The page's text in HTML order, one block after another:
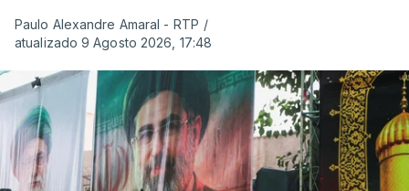
Paulo Alexandre Amaral - RTP /
atualizado 9 Agosto 2026, 17:48